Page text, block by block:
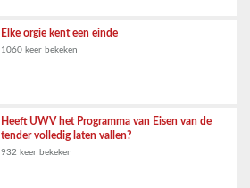
Elke orgie kent een einde
1060 keer bekeken
Heeft UWV het Programma van Eisen van de
tender volledig laten vallen?
932 keer bekeken